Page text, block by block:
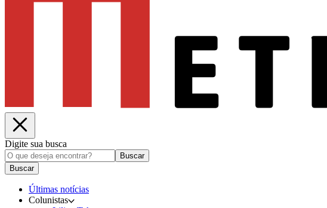
Digite sua busca
Buscar
Buscar
Últimas notícias
Colunistas